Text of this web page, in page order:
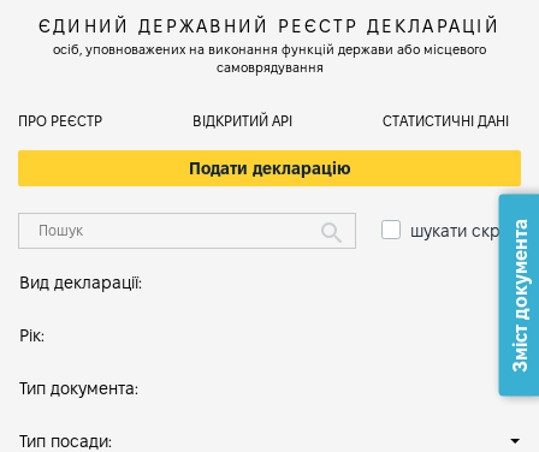
ЄДИНИЙ ДЕРЖАВНИЙ РЕЄСТР ДЕКЛАРАЦІЙ
осіб, уповноважених на виконання функцій держави або місцевого
самоврядування
ПРО РЕЄСТР ВІДКРИТИЙ АРІ СТАТИСТИЧНІ ДАНІ
Подати декларацію
шукати скрізь
Вид декларації:
Рік:
Тип документа:
Тип посади:
Зміст документа